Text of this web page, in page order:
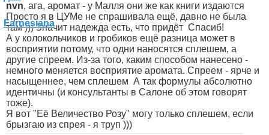
nvn, ага, аромат - у Малля они же как книги издаются
Просто я в ЦУМе не спрашивала ещё, давно не была
там ))) Значит надежда есть, что придёт Спасиб!
А у колокольчиков и гробиков ещё разница может в
восприятии потому, что одни наносятся сплешем, а
другие спреем. Из-за того, каким способом нанесено -
немного меняется восприятие аромата. Спреем - ярче и
насыщеннее, чем сплешем А так формулы абсолютно
идентичны (и консультанты в Салоне об этом говорят
тоже).
Я вот "Её Величество Розу" могу только сплешем, если
брызгаю из спрея - я труп )))